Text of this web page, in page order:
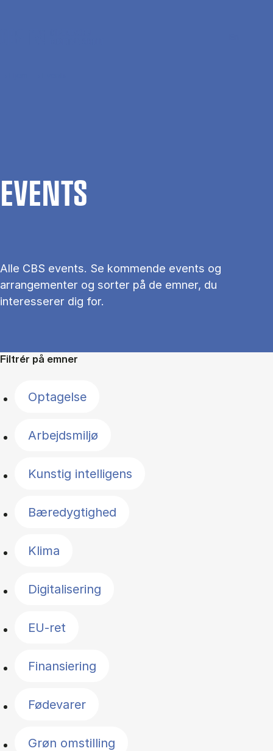
EVENTS
Alle CBS events. Se kommende events og
arrangementer og sorter på de emner, du
interesserer dig for.
Filtrér på emner
Optagelse
Arbejdsmiljø
Kunstig intelligens
Bæredygtighed
Klima
Digitalisering
EU-ret
Finansiering
Fødevarer
Grøn omstilling